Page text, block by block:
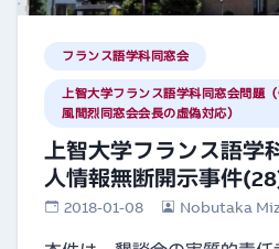
フランス語学科同窓会
上智大学フランス語学科同窓会問題
風間烈同窓会会長の虚偽対応）
上智大学フランス語学
人情報無断開示事件
2018-01-08 Nobutaka